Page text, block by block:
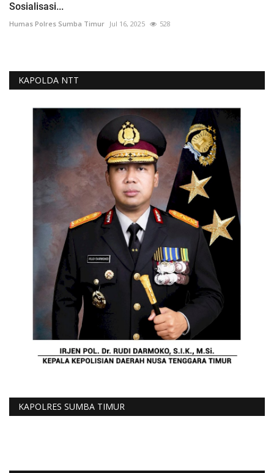
Sosialisasi...
Humas Polres Sumba Timur Jul 16, 2025 528
KAPOLDA NTT
KAPOLRES SUMBA TIMUR